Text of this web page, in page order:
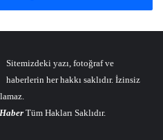
Sitemizdeki yazı, fotoğraf ve
haberlerin her hakkı saklıdır. İzinsiz
Tüm Hakları Saklıdır.